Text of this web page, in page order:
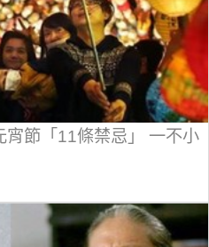
節「11條禁忌」 一不小